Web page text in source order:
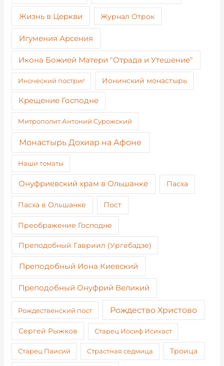
Жизнь в Церкви Журнал Отрок
Игумения Арсения
Икона Божией Матери "Отрада и Утешение"
Иноческий постриг Ионинский монастырь
Крещение Господне
Митрополит Антоний Сурожский
Монастырь Дохиар на Афоне
Наши томаты
Онуфриевский храм в Ольшанке Пасха
Пасха в Ольшанке Пост
Преображение Господне
Преподобный Гавриил (Ургебадзе)
Преподобный Иона Киевский
Преподобный Онуфрий Великий
Рождественский пост Рождество Христово
Сергей Рыжков Старец Иосиф Исихаст
Старец Паисий Страстная седмица Троица